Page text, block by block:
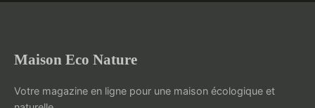
Maison Eco Nature
Votre magazine en ligne pour une maison écologique et